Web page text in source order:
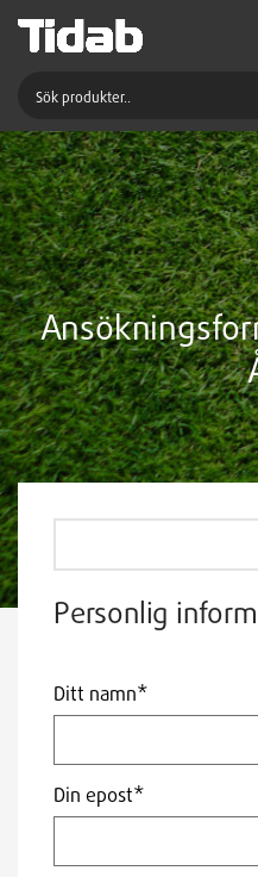
Personlig
Ditt namn*
Din epost*